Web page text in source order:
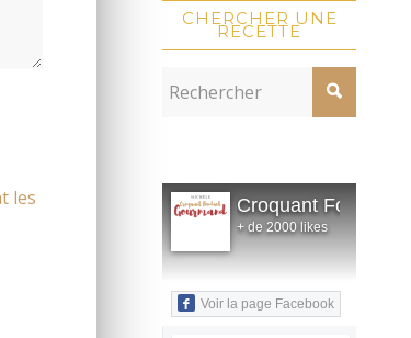
les
CHERCHER UNE
RECETTE
Croquant Fondant
+ de 2000 likes
Voir la page Facebook